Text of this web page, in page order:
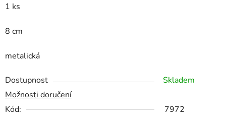
1 ks
8 cm
metalická
Dostupnost
Skladem
Možnosti doručení
Kód:
7972